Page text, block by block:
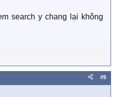
search y chang lại không
#9